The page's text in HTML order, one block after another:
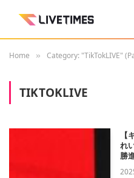
Home » Category: "TikTokLIVE"
TIKTOKLIVE
れ
勝